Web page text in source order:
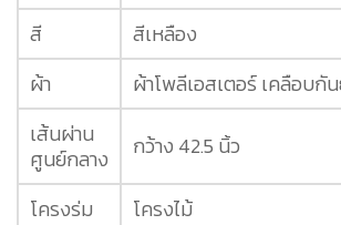
สี
สีเหลือง
ผ้า
ผ้าโพลีเอสเตอร์ เคลือบกั
เส้นผ่าน
ศูนย์กลาง
กว้าง 42.5 นิ้ว
โครงร่ม
โครงไม้